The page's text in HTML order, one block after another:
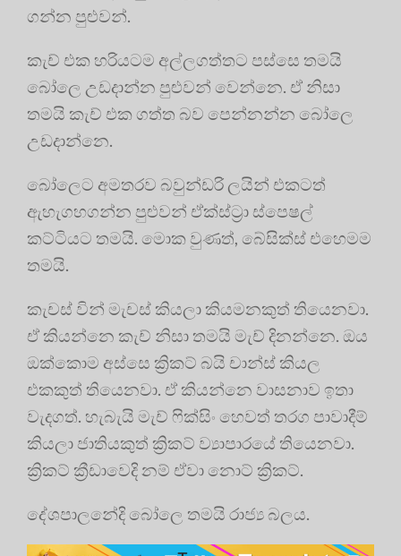
ගන්න පුළුවන්.
කැච් එක හරියටම අල්ලගත්තට පස්සෙ තමයි
බෝලෙ උඩදාන්න පුළුවන් වෙන්නෙ. ඒ නිසා
තමයි කැච් එක ගත්ත බව පෙන්නන්න බෝලෙ
උඩදාන්නෙ.
බෝලෙට අමතරව බවුන්ඩරි ලයින් එකටත්
ඇහැගහගන්න පුළුවන් ඒක්ස්ට්‍රා ස්පෙෂල්
කට්ටියට තමයි. මොක වුණත්, බේසික්ස් එහෙමම
තමයි.
කැචස් වින් මැචස් කියලා කියමනකුත් තියෙනවා.
ඒ කියන්නෙ කැච් නිසා තමයි මැච් දිනන්නෙ. ඔය
ඔක්කොම අස්සෙ ක්‍රිකට් බයි චාන්ස් කියල
එකකුත් තියෙනවා. ඒ කියන්නෙ වාසනාව ඉතා
වැදගත්. හැබැයි මැච් ෆික්සිං හෙවත් තරග පාවාදීම්
කියලා ජාතියකුත් ක්‍රිකට් ව්‍යාපාරයේ තියෙනවා.
ක්‍රිකට් ක්‍රීඩාවෙදි නම් ඒවා නොට් ක්‍රිකට්.
දේශපාලනේදි බෝලෙ තමයි රාජ්‍ය බලය.